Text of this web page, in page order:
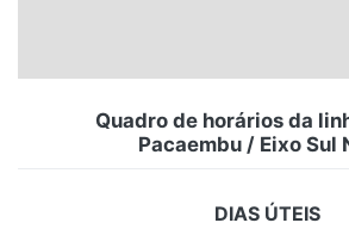
Quadro de horários da
Pacaembu / Eixo Sul
DIAS ÚTEIS